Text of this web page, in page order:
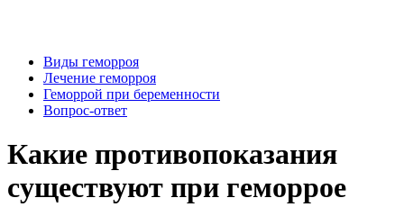
Виды геморроя
Лечение геморроя
Геморрой при беременности
Вопрос-ответ
Какие противопоказания
существуют при геморрое